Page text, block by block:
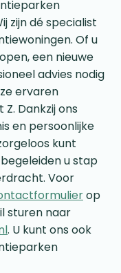
zijn dé specialist
Of u
een nieuwe
advies nodig
ervaren
Dankzij ons
en persoonlijke
kunt
u stap
Voor
op
sturen naar
. U kunt ons ook